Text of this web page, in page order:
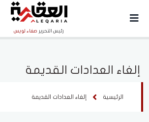
رئيس التحرير صفاء لويس
إلغاء العدادات القديمة
الرئيسية إلغاء العدادات القديمة